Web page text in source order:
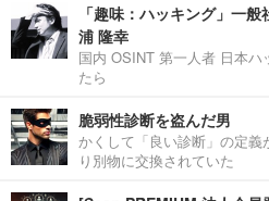
「趣味：ハッキング」一
浦 隆幸
国内 OSINT 第一人者 日本ハ
たら
脆弱性診断を盗んだ男
かくして「良い診断」の定
り別物に交換されていた